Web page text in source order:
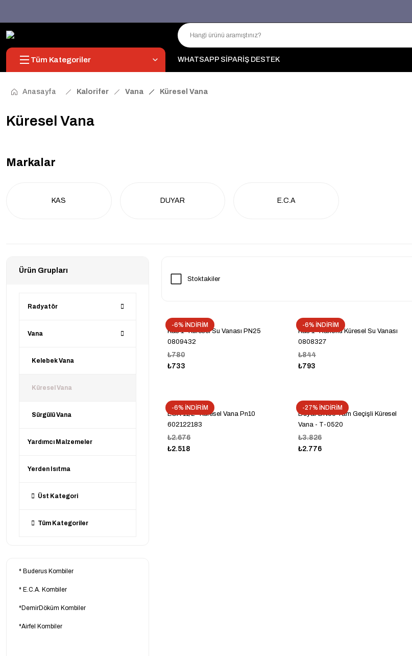
Tüm Kategoriler WHATSAPP SİPARİŞ DESTEK
Anasayfa Kalorifer Vana Küresel Vana
Küresel Vana
Markalar
KAS DUYAR E.C.A
Ürün Grupları
Radyatör
Vana
Kelebek Vana
Küresel Vana
Sürgülü Vana
Yardımcı Malzemeler
Yerden Isıtma
Üst Kategori
Tüm Kategoriler
* Buderus Kombiler
* E.C.A. Kombiler
*DemirDöküm Kombiler
*Airfel Kombiler
Stoktakiler
-6% İNDİRİM
Kas 1'' Küresel Su Vanası PN25
0809432
₺733
₺780
-6% İNDİRİM
Kas 1'' Rakorlu Küresel Su Vanası
0808327
₺793
₺844
-6% İNDİRİM
ECA 11/2'' Küresel Vana Pn10
602122183
₺2.518
₺2.676
-27% İNDİRİM
Duyar DN50 Tam Geçişli Küresel
Vana - T-0520
₺2.776
₺3.826